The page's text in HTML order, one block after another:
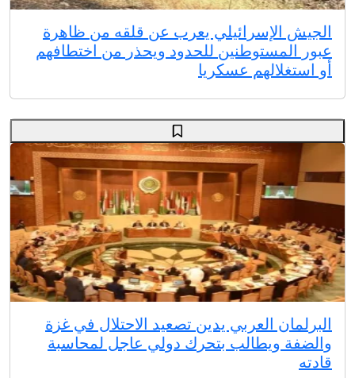
الجيش الإسرائيلي يعرب عن قلقه من ظاهرة
عبور المستوطنين للحدود ويحذر من اختطافهم
أو استغلالهم عسكريا
البرلمان العربي يدين تصعيد الاحتلال في غزة
والضفة ويطالب بتحرك دولي عاجل لمحاسبة
قادته